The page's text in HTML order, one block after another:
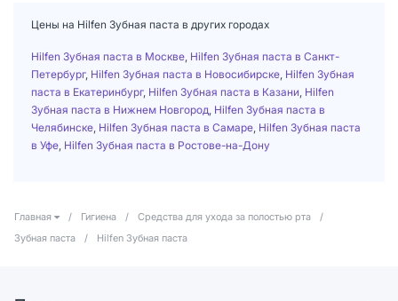
Цены на Hilfen Зубная паста в других городах
Hilfen Зубная паста в Москве Hilfen Зубная паста в Санкт-
Петербург, Hilfen Зубная паста в Новосибирске Hilfen Зубная
паста в Екатеринбург, Hilfen Зубная паста в Казани Hilfen
Зубная паста в Нижнем Новгород Hilfen Зубная паста в
Челябинске Hilfen Зубная паста в Самаре Hilfen Зубная паста
в Уфе Hilfen Зубная паста в Ростове-на-Дону
Главная / Гигиена / Средства для ухода за полостью рта
/
Зубная паста
/ Hilfen Зубная паста